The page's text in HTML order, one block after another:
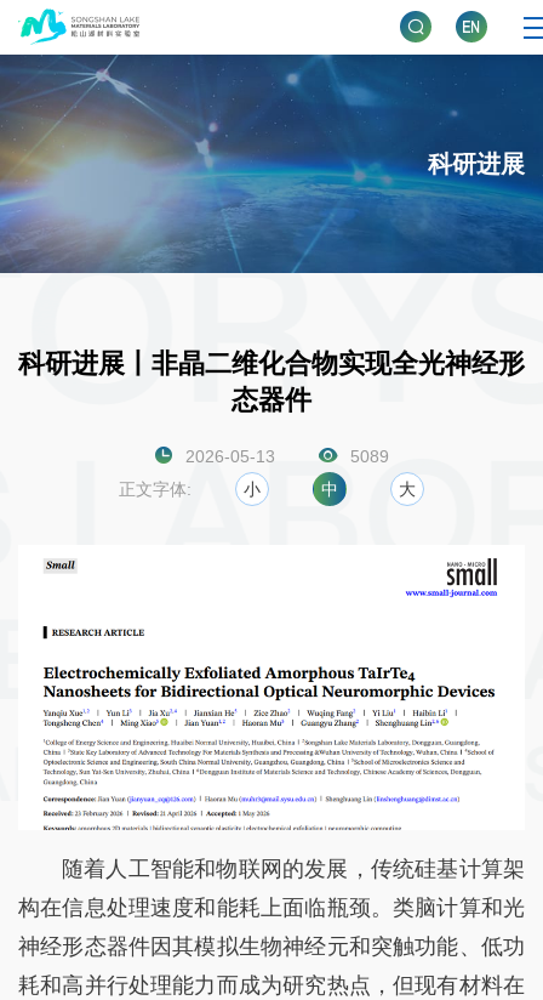
科研进展
科研进展丨非晶二维化合物实现全光神经形
态器件
2026-05-13
5089
正文字体:
小 中 大
随着人工智能和物联网的发展，传统硅基计算架
构在信息处理速度和能耗上面临瓶颈。类脑计算和光
神经形态器件因其模拟生物神经元和突触功能、低功
耗和高并行处理能力而成为研究热点，但现有材料在